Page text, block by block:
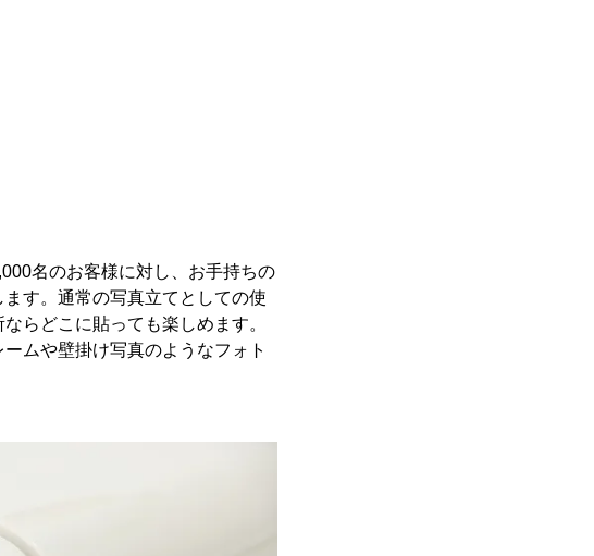
名のお客様に対し、お手持ちの
す。通常の写真立てとしての使
らどこに貼っても楽しめます。
ムや壁掛け写真のようなフォト